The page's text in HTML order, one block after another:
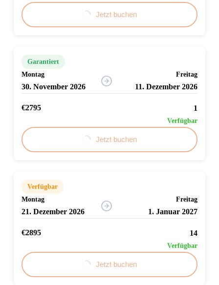
Jetzt buchen
Garantiert
Montag
30. November 2026
Freitag
11. Dezember 2026
€2795 1
Verfügbar
Jetzt buchen
Verfügbar
Montag
21. Dezember 2026
Freitag
1. Januar 2027
€2895 14
Verfügbar
Jetzt buchen